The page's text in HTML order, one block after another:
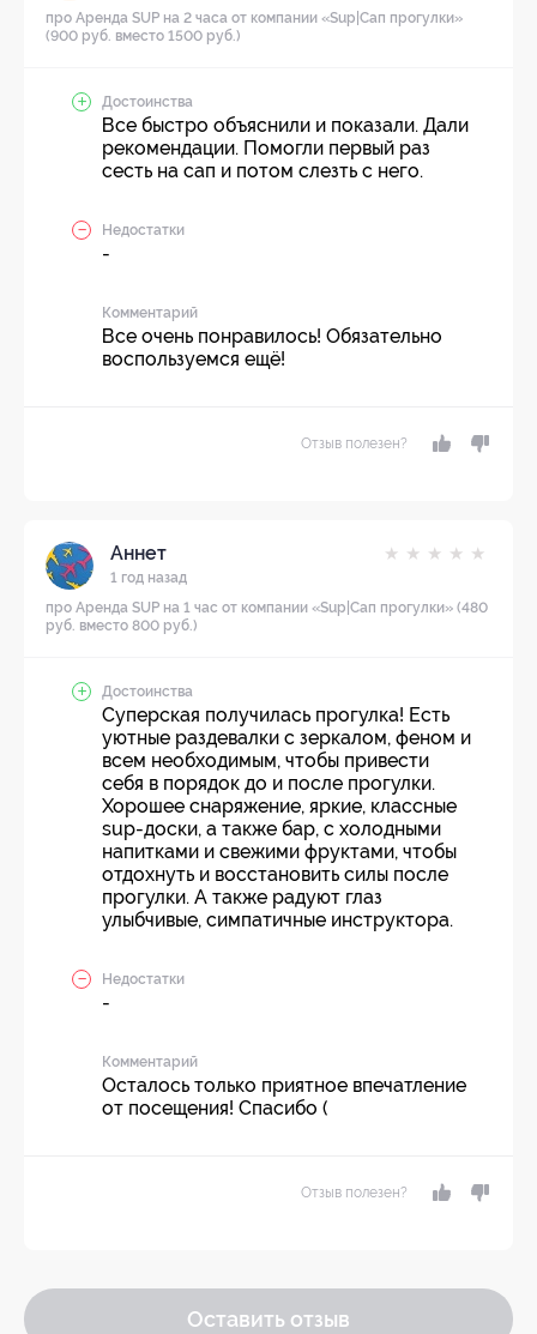
про Аренда SUP на 2 часа от компании «Sup|Сап прогулки»
(900 руб. вместо 1500 руб.)
Достоинства
Все быстро объяснили и показали. Дали
рекомендации. Помогли первый раз
сесть на сап и потом слезть с него.
Недостатки
-
Комментарий
Все очень понравилось! Обязательно
воспользуемся ещё!
Отзыв полезен?
Аннет
1 год назад
★ ★ ★ ★ ★
про Аренда SUP на 1 час от компании «Sup|Сап прогулки» (480
руб. вместо 800 руб.)
Достоинства
Суперская получилась прогулка! Есть
уютные раздевалки с зеркалом, феном и
всем необходимым, чтобы привести
себя в порядок до и после прогулки.
Хорошее снаряжение, яркие, классные
sup-доски, а также бар, с холодными
напитками и свежими фруктами, чтобы
отдохнуть и восстановить силы после
прогулки. А также радуют глаз
улыбчивые, симпатичные инструктора.
Недостатки
-
Комментарий
Осталось только приятное впечатление
от посещения! Спасибо (
Отзыв полезен?
Оставить отзыв